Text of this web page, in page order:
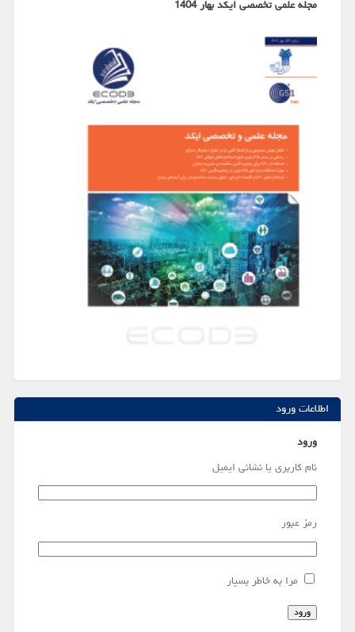
مجله علمی تخصصی ایکد بهار 1404
اطلاعات ورود
ورود
نام کاربری یا نشانی ایمیل
رمز عبور
مرا به خاطر بسپار
ورود